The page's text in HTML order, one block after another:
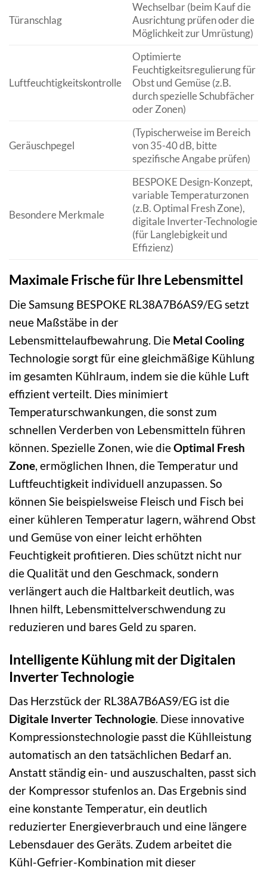
Türanschlag
Wechselbar (beim Kauf die
Ausrichtung prüfen oder die
Möglichkeit zur Umrüstung)
Luftfeuchtigkeitskontrolle
Optimierte
Feuchtigkeitsregulierung für
Obst und Gemüse (z.B.
durch spezielle Schubfächer
oder Zonen)
Geräuschpegel
(Typischerweise im Bereich
von 35-40 dB, bitte
spezifische Angabe prüfen)
Besondere Merkmale
BESPOKE Design-Konzept,
variable Temperaturzonen
(z.B. Optimal Fresh Zone),
digitale Inverter-Technologie
(für Langlebigkeit und
Effizienz)
Maximale Frische für Ihre Lebensmittel
Die Samsung BESPOKE RL38A7B6AS9/EG setzt
neue Maßstäbe in der
Lebensmittelaufbewahrung. Die Metal Cooling
Technologie sorgt für eine gleichmäßige Kühlung
im gesamten Kühlraum, indem sie die kühle Luft
effizient verteilt. Dies minimiert
Temperaturschwankungen, die sonst zum
schnellen Verderben von Lebensmitteln führen
können. Spezielle Zonen, wie dieOptimal Fresh
Zone, ermöglichen Ihnen, die Temperatur und
Luftfeuchtigkeit individuell anzupassen. So
können Sie beispielsweise Fleisch und Fisch bei
einer kühleren Temperatur lagern, während Obst
und Gemüse von einer leicht erhöhten
Feuchtigkeit profitieren. Dies schützt nicht nur
die Qualität und den Geschmack, sondern
verlängert auch die Haltbarkeit deutlich, was
Ihnen hilft, Lebensmittelverschwendung zu
reduzieren und bares Geld zu sparen.
Intelligente Kühlung mit der Digitalen
Inverter Technologie
Das Herzstück der RL38A7B6AS9/EG ist die
Digitale Inverter Technologie. Diese innovative
Kompressionstechnologie passt die Kühlleistung
automatisch an den tatsächlichen Bedarf an.
Anstatt ständig ein- und auszuschalten, passt sich
der Kompressor stufenlos an. Das Ergebnis sind
eine konstante Temperatur, ein deutlich
reduzierter Energieverbrauch und eine längere
Lebensdauer des Geräts. Zudem arbeitet die
Kühl-Gefrier-Kombination mit dieser